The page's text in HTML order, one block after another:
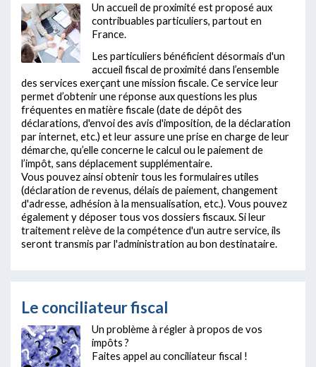
Un accueil de proximité est proposé aux
contribuables particuliers, partout en
France.
Les particuliers bénéficient désormais d'un
accueil fiscal de proximité dans l’ensemble
des services exerçant une mission fiscale. Ce service leur
permet d’obtenir une réponse aux questions les plus
fréquentes en matière fiscale (date de dépôt des
déclarations, d'envoi des avis d'imposition, de la déclaration
par internet, etc.) et leur assure une prise en charge de leur
démarche, qu’elle concerne le calcul ou le paiement de
l’impôt, sans déplacement supplémentaire.
Vous pouvez ainsi obtenir tous les formulaires utiles
(déclaration de revenus, délais de paiement, changement
d'adresse, adhésion à la mensualisation, etc.). Vous pouvez
également y déposer tous vos dossiers fiscaux. Si leur
traitement relève de la compétence d'un autre service, ils
seront transmis par l'administration au bon destinataire.
Le conciliateur fiscal
Un problème à régler à propos de vos
impôts ?
Faites appel au conciliateur fiscal !